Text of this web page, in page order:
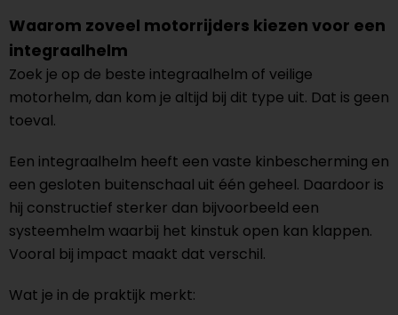
Waarom zoveel motorrijders kiezen voor een
integraalhelm
Zoek je op de beste integraalhelm of veilige
motorhelm, dan kom je altijd bij dit type uit. Dat is geen
toeval.
Een integraalhelm heeft een vaste kinbescherming en
een gesloten buitenschaal uit één geheel. Daardoor is
hij constructief sterker dan bijvoorbeeld een
systeemhelm waarbij het kinstuk open kan klappen.
Vooral bij impact maakt dat verschil.
Wat je in de praktijk merkt: